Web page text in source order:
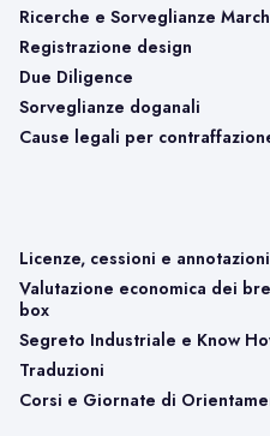
Ricerche e Sorveglianze
Registrazione design
Due Diligence
Sorveglianze doganali
Cause legali per
Licenze, cessioni e annotazioni
Valutazione economica dei
box
Segreto Industriale e Know
Traduzioni
Corsi e Giornate di